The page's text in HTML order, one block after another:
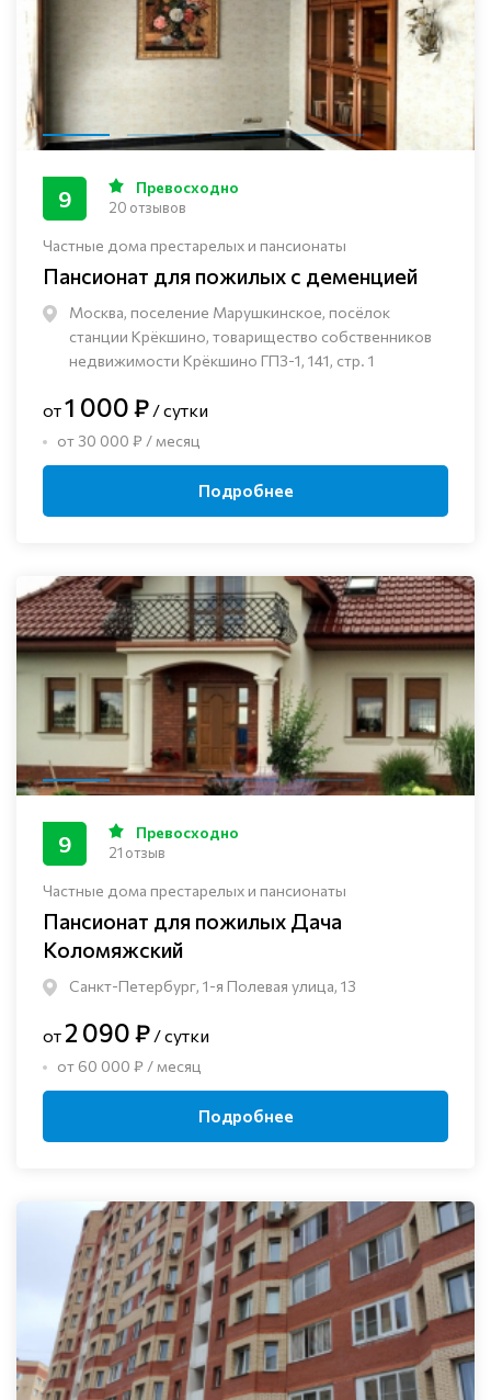
Частные дома престарелых и пансионаты
Пансионат для пожилых с деменцией
Москва, поселение Марушкинское, посёлок
станции Крёкшино, товарищество собственников
недвижимости Крёкшино ГПЗ-1, 141, стр. 1
9 Превосходно
20 отзывов
от1 000 ₽ / сутки
от 30 000 ₽ / месяц
Подробнее
Частные дома престарелых и пансионаты
Пансионат для пожилых Дача
Коломяжский
Санкт-Петербург, 1-я Полевая улица, 13
9 Превосходно
21 отзыв
от 2 090 ₽ / сутки
от 60 000 ₽ / месяц
Подробнее